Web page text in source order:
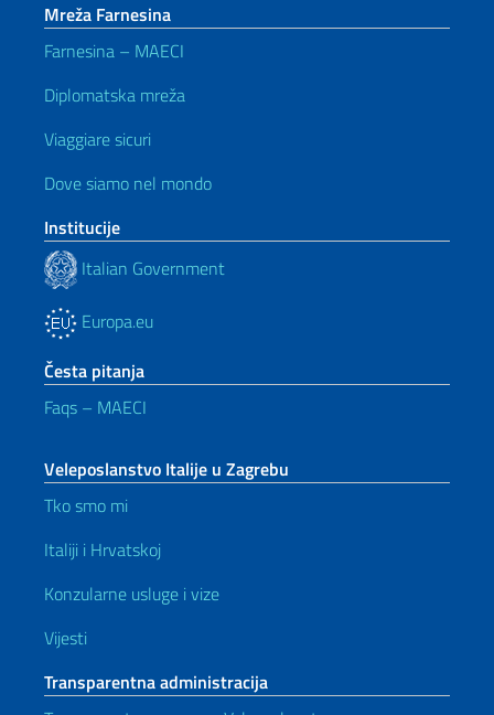
Mreža Farnesina
Farnesina – MAECI
Diplomatska mreža
Viaggiare sicuri
Dove siamo nel mondo
Institucije
Italian Government
Europa.eu
Česta pitanja
Faqs – MAECI
Veleposlanstvo Italije u Zagrebu
Tko smo mi
Italiji i Hrvatskoj
Konzularne usluge i vize
Vijesti
Transparentna administracija